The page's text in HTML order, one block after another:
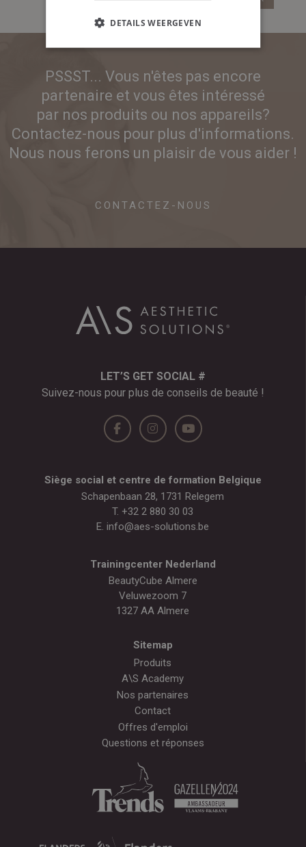
PSSST... Vous n'êtes pas encore
partenaire et vous êtes intéressé
par nos produits ou nos appareils?
Contactez-nous pour plus d'informations.
Nous nous ferons un plaisir de vous aider !
CONTACTEZ-NOUS
LET’S GET SOCIAL #
Suivez-nous pour plus de conseils de beauté !
Siège social et centre de formation Belgique
Schapenbaan 28, 1731 Relegem
T. +32 2 880 30 03
E. info@aes-solutions.be
Trainingcenter Nederland
BeautyCube Almere
Veluwezoom 7
1327 AA Almere
Sitemap
Produits
A\S Academy
Nos partenaires
Contact
Offres d'emploi
Questions et réponses
DETAILS WEERGEVEN